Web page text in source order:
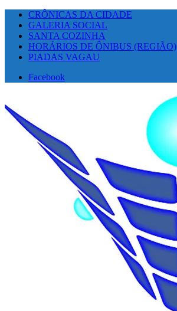
CRÔNICAS DA CIDADE
GALERIA SOCIAL
SANTA COZINHA
HORÁRIOS DE ÔNIBUS (REGIÃO)
PIADAS VAGAU
Facebook